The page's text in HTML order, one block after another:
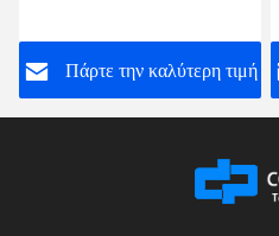
Πάρτε την καλύτερη τιμή